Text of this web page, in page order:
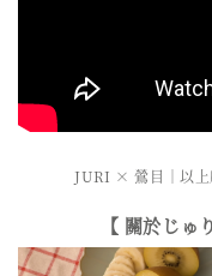
JURI × 鶯目｜以上
【 關於じゅ